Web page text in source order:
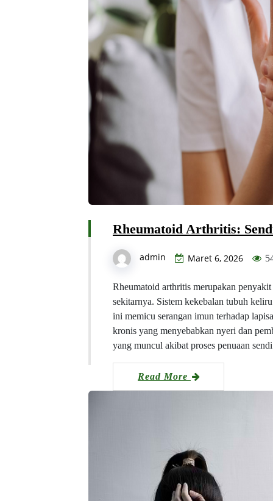
Rheumatoid Arthritis:
admin Maret 6, 2026
Rheumatoid arthritis merupakan
sekitarnya. Sistem kekebalan tubuh
ini memicu serangan imun terhadap
kronis yang menyebabkan nyeri dan
yang muncul akibat proses penuaan
Read More